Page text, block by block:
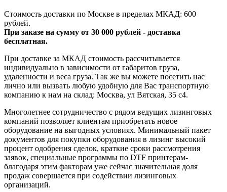
Стоимость доставки по Москве в пределах МКАД: 600
рублей.
При заказе на сумму от 30 000 рублей - доставка
бесплатная.
При доставке за МКАД стоимость рассчитывается
индивидуально в зависимости от габаритов груза,
удаленности и веса груза. Так же вы можете посетить нас
лично или вызвать любую удобную для Вас транспортную
компанию к нам на склад: Москва, ул Вятская, 35 c4.
Многолетнее сотрудничество с рядом ведущих лизинговых
компаний позволяет клиентам приобретать новое
оборудование на выгодных условиях. Минимальный пакет
документов для покупки оборудования в лизинг высокий
процент одобрения сделок, краткие сроки рассмотрения
заявок, специальные программы по DTF принтерам-
благодаря этим факторам уже сейчас значительная доля
продаж совершается при содействии лизинговых
организаций.